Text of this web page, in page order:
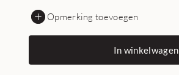
Opmerking toevoegen
In winkelwagen